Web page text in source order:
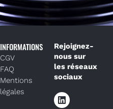
INFORMATIONS
CGV
FAQ
Mentions
légales
Rejoignez-
nous sur
les réseaux
sociaux